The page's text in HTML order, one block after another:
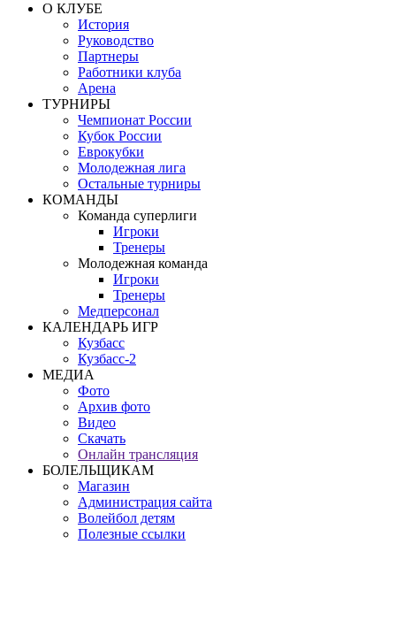
О КЛУБЕ
История
Руководство
Партнеры
Работники клуба
Арена
ТУРНИРЫ
Чемпионат России
Кубок России
Еврокубки
Молодежная лига
Остальные турниры
КОМАНДЫ
Команда суперлиги
Игроки
Тренеры
Молодежная команда
Игроки
Тренеры
Медперсонал
КАЛЕНДАРЬ ИГР
Кузбасс
Кузбасс-2
МЕДИА
Фото
Архив фото
Видео
Скачать
Онлайн трансляция
БОЛЕЛЬЩИКАМ
Магазин
Администрация сайта
Волейбол детям
Полезные ссылки